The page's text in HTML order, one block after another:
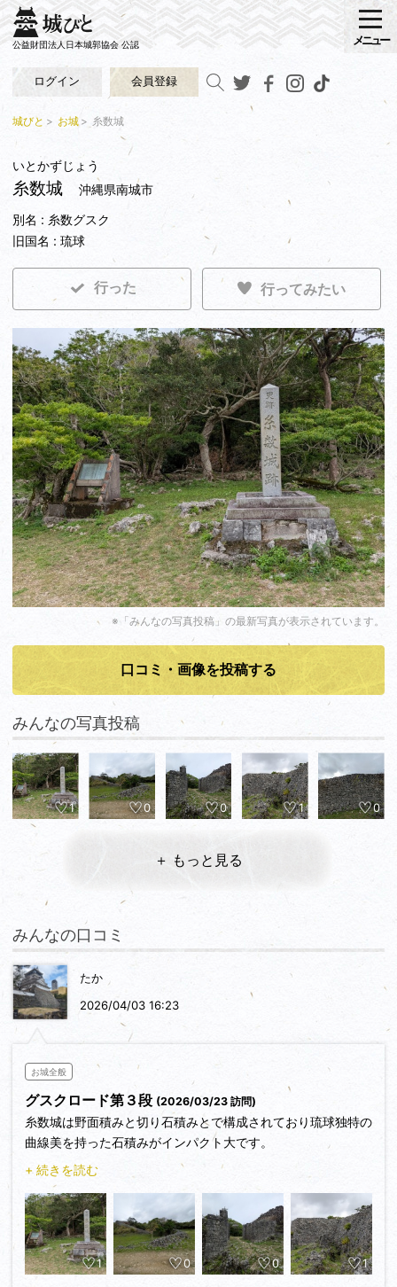
公益財団法人日本城郭協会 公認
ログイン 会員登録
メニュー
城びと お城 糸数城
いとかずじょう
糸数城
沖縄県南城市
別名 : 糸数グスク
旧国名 : 琉球
行った 行ってみたい
※「みんなの写真投稿」の最新写真が表示されています。
口コミ・画像を投稿する
みんなの写真投稿
1 0 0 1 0
＋ もっと見る
みんなの口コミ
たか
2026/04/03 16:23
お城全般
グスクロード第３段 (2026/03/23 訪問)
糸数城は野面積みと切り石積みとで構成されており琉球独特の
曲線美を持った石積みがインパクト大です。
車で登ろうとしましたが途中で進入禁止となっていたため脇に
止めて攻城です。
広大な平場に出ると左右に曲線の素晴らしい石積みがドーンと
登場！
遠景から写真を撮って思わず感嘆のため息が漏れてしまいま
+ 続きを読む
1 0 0 1